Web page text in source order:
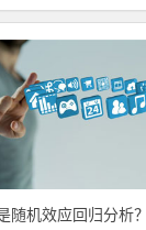
随机效应回归分析？